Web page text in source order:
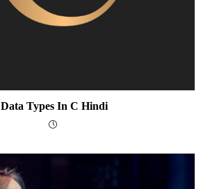
Data Types In C Hindi